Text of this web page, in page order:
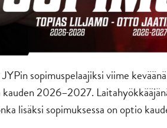
sopimuspelaajiksi viime
kauden 2026–2027.
lisäksi sopimuksessa on optio